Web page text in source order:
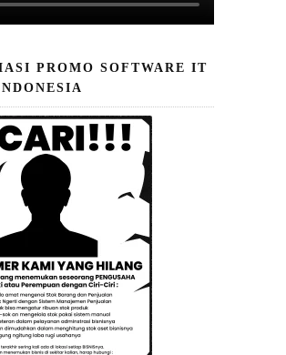
PROMO SOFTWARE IT